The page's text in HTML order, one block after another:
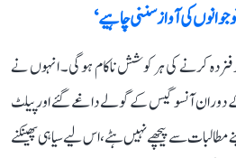
کی آواز سننی چاہیے‘
خوفزدہ کرنے کی ہر کوشش ناکام ہوگی۔ انہوں نے
کو احتجاج کے دوران آنسو گیس کے گولے داغے گئے اور پیلٹ
مطالبات سے پیچھے نہیں ہٹے، اس لیے سیاہی پھینکنے